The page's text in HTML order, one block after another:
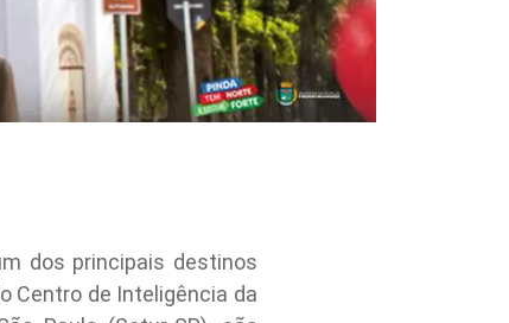
dos principais destinos
Centro de Inteligência da